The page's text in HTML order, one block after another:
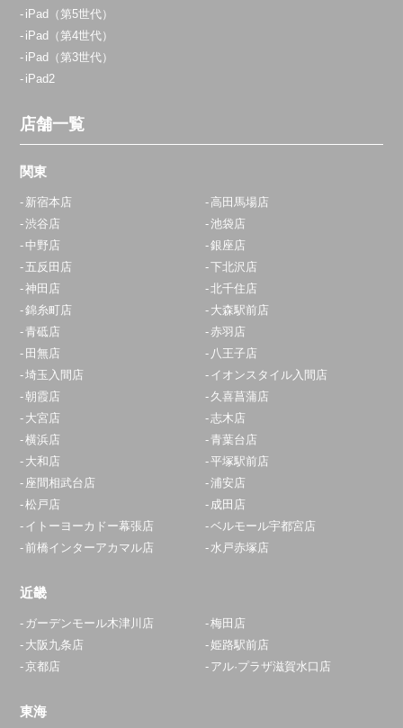
iPad（第5世代）
iPad（第4世代）
iPad（第3世代）
iPad2
店舗一覧
関東
新宿本店
高田馬場店
渋谷店
池袋店
中野店
銀座店
五反田店
下北沢店
神田店
北千住店
錦糸町店
大森駅前店
青砥店
赤羽店
田無店
八王子店
埼玉入間店
イオンスタイル入間店
朝霞店
久喜菖蒲店
大宮店
志木店
横浜店
青葉台店
大和店
平塚駅前店
座間相武台店
浦安店
松戸店
成田店
イトーヨーカドー幕張店
ベルモール宇都宮店
前橋インターアカマル店
水戸赤塚店
近畿
ガーデンモール木津川店
梅田店
大阪九条店
姫路駅前店
京都店
アル·プラザ滋賀水口店
東海